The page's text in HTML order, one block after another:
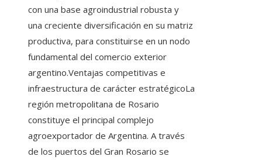
con una base agroindustrial robusta y
una creciente diversificación en su matriz
productiva, para constituirse en un nodo
fundamental del comercio exterior
argentino.Ventajas competitivas e
infraestructura de carácter estratégicoLa
región metropolitana de Rosario
constituye el principal complejo
agroexportador de Argentina. A través
de los puertos del Gran Rosario se